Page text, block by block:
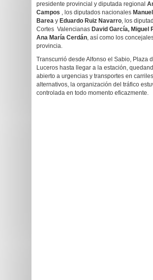
presidente provincial y diputada regional
Campos , los diputados nacionales
Barea y Eduardo Ruiz Navarro, los
Cortes Valencianas David García, Miguel
Ana María Cerdán, así como los
provincia.
Transcurrió desde Alfonso el Sabio, Plaza
Luceros hasta llegar a la estación,
abierto a urgencias y transportes en carriles
alternativos, la organización del tráfico
controlada en todo momento eficazmente.